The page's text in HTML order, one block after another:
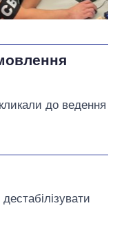
до ведення